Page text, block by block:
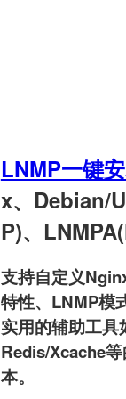
LNMP一键
x、Debian/
P)、
支持自定义
特性、LNMP模
实用的辅助工
Redis/Xcache
本。